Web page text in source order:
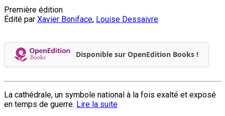
Première édition
Édité par Xavier Boniface, Louise Dessaivre
Disponible sur OpenEdition Books !
La cathédrale, un symbole national à la fois exalté et exposé
en temps de guerre. Lire la suite